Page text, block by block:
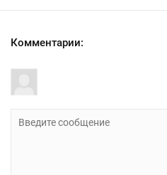
Комментарии: